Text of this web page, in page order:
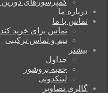
درباره ما
تماس با ما
تماس برای خرید
تیم و تماس ترکیبی
بیشتر
جداول
جعبه بروشور
لینکدونی
گالری تصاویر